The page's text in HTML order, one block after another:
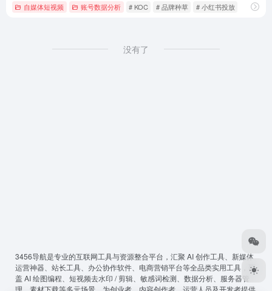
自媒体短视频 账号数据分析 # KOC # 品牌种草 # 小红书投放
没有了
3456导航是专业的互联网工具与资源整合平台，汇聚 AI 创作工具、新媒体
运营神器、站长工具、办公协作软件、电商营销平台等全品类实用工具，覆
盖 AI 绘图编程、短视频去水印 / 剪辑、敏感词检测、数据分析、服务器管
理、素材下载等多元场景，为创业者、内容创作者、运营人员及开发者提供